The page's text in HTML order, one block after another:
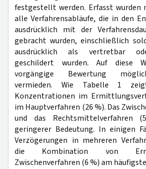
festgestellt werden. Erfasst wurden
alle Verfahrensabläufe, die in den
ausdrücklich mit der
gebracht wurden, einschließlich
ausdrücklich als vertretbar
geschildert wurden. Auf diese
vorgängige Bewertung
vermieden. Wie Tabelle 1
Konzentrationen im
im Hauptverfahren (26 %). Das
und das Rechtsmittelverfahren
geringerer Bedeutung. In einigen
Verzögerungen in mehreren
die Kombination von
Zwischenverfahren (6 %) am